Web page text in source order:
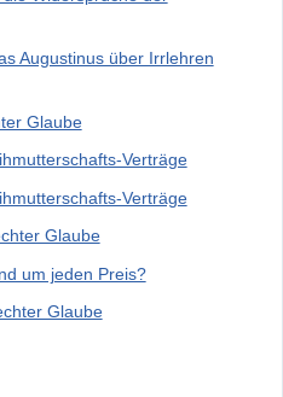
Augustinus über Irrlehren
Glaube
Verträge
Verträge
Glaube
um jeden Preis?
Glaube